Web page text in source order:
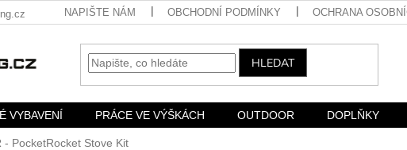
NAPIŠTE NÁM OBCHODNÍ PODMÍNKY OCHRANA
HLEDAT
VYBAVENÍ PRÁCE VE VÝŠKÁCH OUTDOOR DOPLŇKY
- PocketRocket Stove Kit